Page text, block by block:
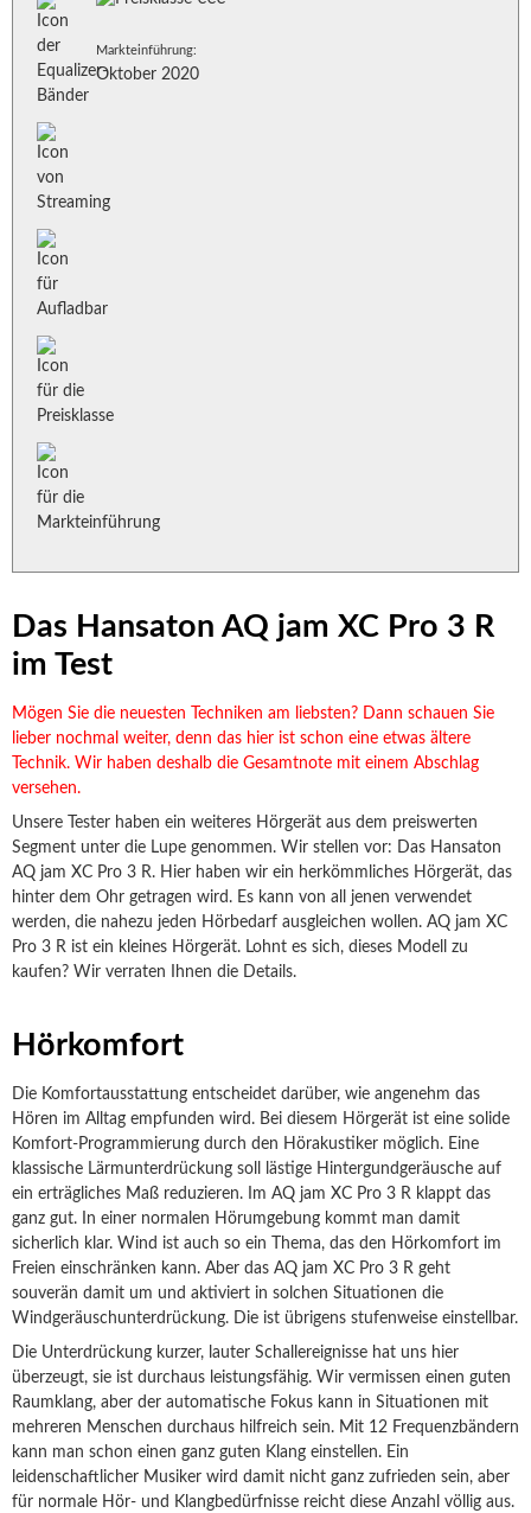
Das Hansaton AQ jam XC Pro 3 R
im Test
Mögen Sie die neuesten Techniken am liebsten? Dann schauen Sie
lieber nochmal weiter, denn das hier ist schon eine etwas ältere
Technik. Wir haben deshalb die Gesamtnote mit einem Abschlag
versehen.
Unsere Tester haben ein weiteres Hörgerät aus dem preiswerten
Segment unter die Lupe genommen. Wir stellen vor: Das Hansaton
AQ jam XC Pro 3 R. Hier haben wir ein herkömmliches Hörgerät, das
hinter dem Ohr getragen wird. Es kann von all jenen verwendet
werden, die nahezu jeden Hörbedarf ausgleichen wollen. AQ jam XC
Pro 3 R ist ein kleines Hörgerät. Lohnt es sich, dieses Modell zu
kaufen? Wir verraten Ihnen die Details.
Hörkomfort
Die Komfortausstattung entscheidet darüber, wie angenehm das
Hören im Alltag empfunden wird. Bei diesem Hörgerät ist eine solide
Komfort-Programmierung durch den Hörakustiker möglich. Eine
klassische Lärmunterdrückung soll lästige Hintergundgeräusche auf
ein erträgliches Maß reduzieren. Im AQ jam XC Pro 3 R klappt das
ganz gut. In einer normalen Hörumgebung kommt man damit
sicherlich klar. Wind ist auch so ein Thema, das den Hörkomfort im
Freien einschränken kann. Aber das AQ jam XC Pro 3 R geht
souverän damit um und aktiviert in solchen Situationen die
Windgeräuschunterdrückung. Die ist übrigens stufenweise einstellbar.
Die Unterdrückung kurzer, lauter Schallereignisse hat uns hier
überzeugt, sie ist durchaus leistungsfähig. Wir vermissen einen guten
Raumklang, aber der automatische Fokus kann in Situationen mit
mehreren Menschen durchaus hilfreich sein. Mit 12 Frequenzbändern
kann man schon einen ganz guten Klang einstellen. Ein
leidenschaftlicher Musiker wird damit nicht ganz zufrieden sein, aber
für normale Hör- und Klangbedürfnisse reicht diese Anzahl völlig aus.
Markteinführung:
Oktober 2020